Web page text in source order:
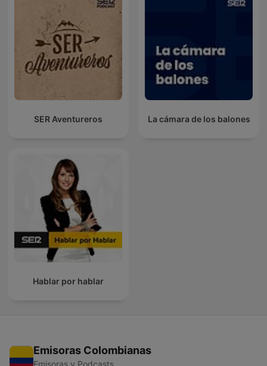
SER Aventureros La cámara de los balones
Hablar por hablar
Emisoras Colombianas